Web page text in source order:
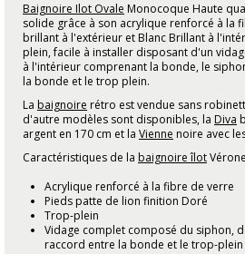
Baignoire Ilot Ovale Monocoque Haute
solide grâce à son acrylique renforcé à la
brillant à l'extérieur et Blanc Brillant à
plein, facile à installer disposant d'un
à l'intérieur comprenant la bonde, le
la bonde et le trop plein.
La baignoire rétro est vendue sans
d'autre modèles sont disponibles, la Diva
argent en 170 cm et la Vienne noire avec
Caractéristiques de la baignoire îlotVérone
Acrylique renforcé à la fibre de verre
Pieds patte de lion finition Doré
Trop-plein
Vidage complet composé du siphon,
raccord entre la bonde et le trop-plein